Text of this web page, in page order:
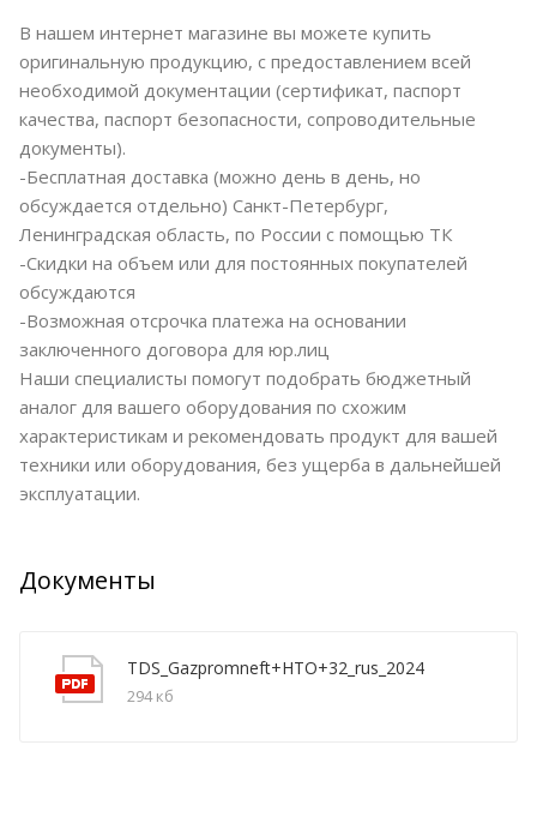
В нашем интернет магазине вы можете купить
оригинальную продукцию, с предоставлением всей
необходимой документации (сертификат, паспорт
качества, паспорт безопасности, сопроводительные
документы).
-Бесплатная доставка (можно день в день, но
обсуждается отдельно) Санкт-Петербург,
Ленинградская область, по России с помощью ТК
-Скидки на объем или для постоянных покупателей
обсуждаются
-Возможная отсрочка платежа на основании
заключенного договора для юр.лиц
Наши специалисты помогут подобрать бюджетный
аналог для вашего оборудования по схожим
характеристикам и рекомендовать продукт для вашей
техники или оборудования, без ущерба в дальнейшей
эксплуатации.
Документы
TDS_Gazpromneft+HTO+32_rus_2024
294 кб